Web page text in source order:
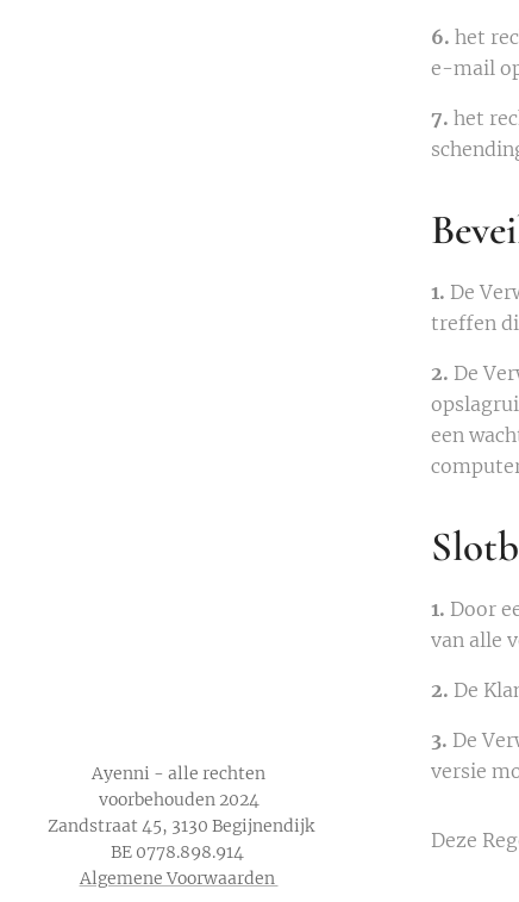
6. het
e-mail
7. het
1. De
treffen
2. De
een
1. Door
van alle
2. De
3. De
versie
Deze
Ayenni - alle rechten
voorbehouden 2024
Zandstraat 45, 3130 Begijnendijk
BE 0778.898.914
Algemene Voorwaarden